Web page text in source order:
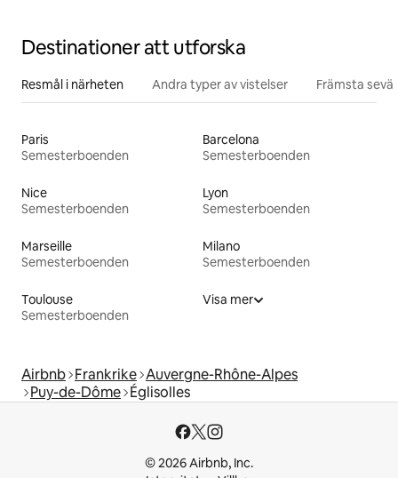
Destinationer att utforska
Resmål i närheten Andra typer av vistelser Främsta
Paris
Semesterboenden
Barcelona
Semesterboenden
Nice
Semesterboenden
Lyon
Semesterboenden
Marseille
Semesterboenden
Milano
Semesterboenden
Toulouse
Semesterboenden
Visa mer
Airbnb Frankrike Auvergne-Rhône-Alpes
Puy-de-Dôme Églisolles
© 2026 Airbnb, Inc.